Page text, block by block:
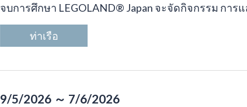
จบการศึกษา LEGOLAND® Japan จะจัดกิจกรรม กา
ท่าเรือ
9/5/2026 ～ 7/6/2026